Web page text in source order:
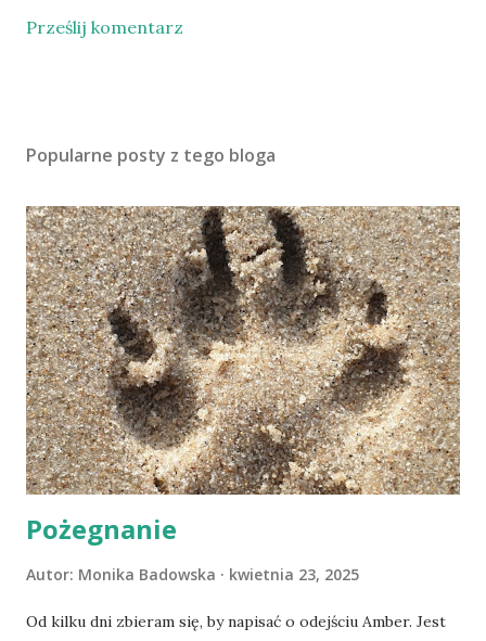
Prześlij komentarz
Popularne posty z tego bloga
Pożegnanie
Autor: Monika Badowska kwietnia 23, 2025
Od kilku dni zbieram się, by napisać o odejściu Amber. Jest